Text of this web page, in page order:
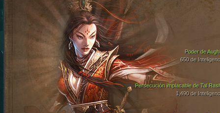
Persecución implacable de Tal
1,490 de
Poder de
650 de